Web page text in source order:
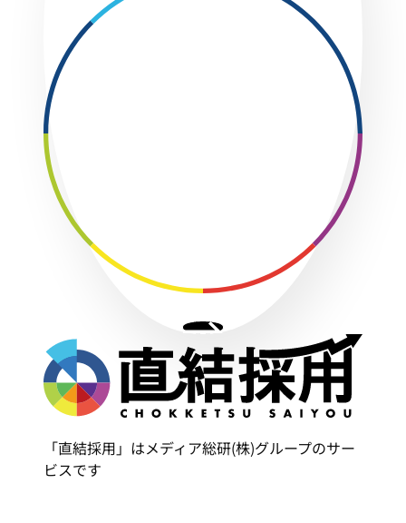
「直結採用」はメディア総研(株)グループのサー
ビスです